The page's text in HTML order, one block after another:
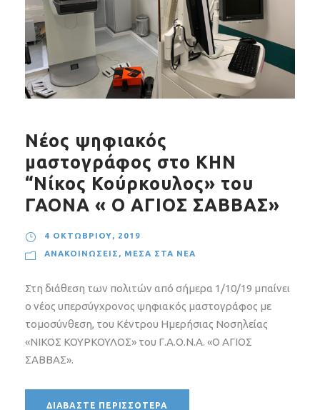
Νέος ψηφιακός
μαστογράφος στο ΚΗΝ
“Νίκος Κούρκουλος» του
ΓΑΟΝΑ « Ο ΑΓΙΟΣ ΣΑΒΒΑΣ»
4 ΟΚΤΩΒΡΊΟΥ, 2019
ΑΝΑΚΟΙΝΏΣΕΙΣ , ΜΈΣΑ ΣΤΑ ΝΈΑ
Στη διάθεση των πολιτών από σήμερα 1/10/19 μπαίνει
ο νέος υπερσύγχρονος ψηφιακός μαστογράφος με
τομοσύνθεση, του Κέντρου Ημερήσιας Νοσηλείας
«ΝΙΚΟΣ ΚΟΥΡΚΟΥΛΟΣ» του Γ.Α.Ο.Ν.Α. «Ο ΑΓΙΟΣ
ΣΑΒΒΑΣ».
ΔΙΑΒΆΣΤΕ ΠΕΡΙΣΣΌΤΕΡΑ